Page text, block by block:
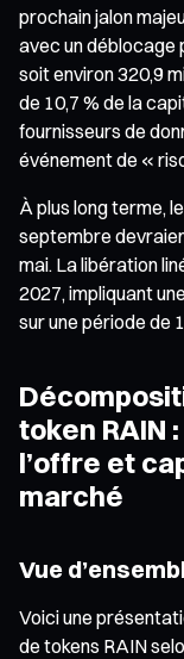
prochain jalon
avec un déblocage
soit environ 320,9
de 10,7 % de la
fournisseurs de
événement de «
À plus long terme,
septembre
mai. La libération
2027, impliquant
sur une période de
token RAIN
l’offre et
marché
Vue
Voici une
de tokens RAIN